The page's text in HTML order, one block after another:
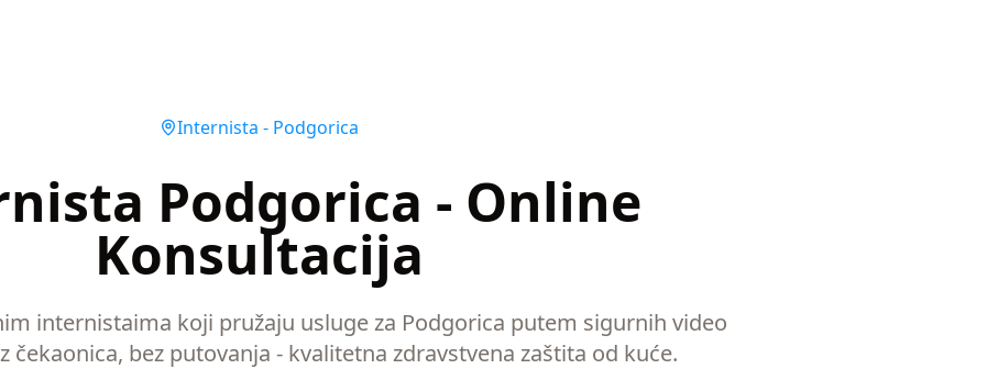
Internista - Podgorica
Podgorica - Online
Konsultacija
internistaima koji pružaju usluge za Podgorica putem sigurnih video
čekaonica, bez putovanja - kvalitetna zdravstvena zaštita od kuće.